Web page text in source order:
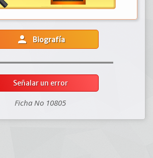
person Biografía
Señalar un error
Ficha No 10805